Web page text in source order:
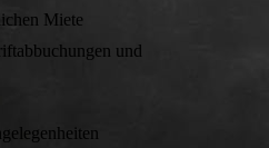
Miete
und